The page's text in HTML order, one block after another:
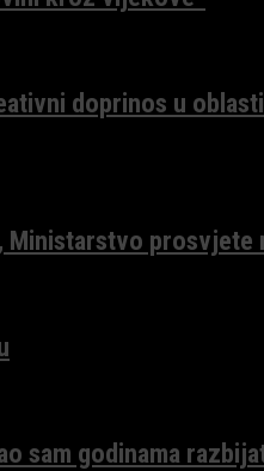
doprinos u
prosvjete
sam godinama